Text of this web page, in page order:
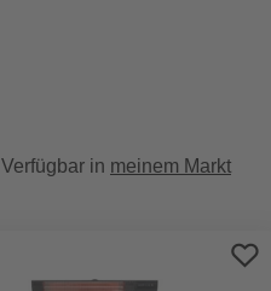
Verfügbar in meinem Markt